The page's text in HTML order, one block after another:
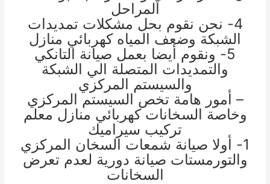
المراحل
4- نحن نقوم بحل مشكلات تمديدات
الشبكة وضعف المياهكهربائي منازل
5- ونقوم أيضا بعمل صيانة التانكي
والتمديدات المتصلة الي الشبكة
والسيستم المركزي
– أمور هامة تخص السيستم المركزي
وخاصة السخاناتكهربائي منازل معلم
تركيب سيراميك
1- أولا صيانة شمعات السخان المركزي
والتورمستات صيانة دورية لعدم تعرض
السخانات